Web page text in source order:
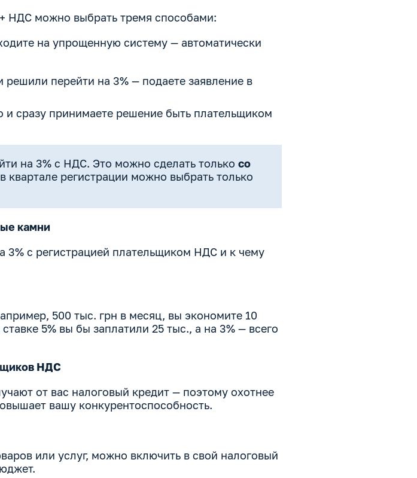
+ НДС можно выбрать тремя способами:
на упрощенную систему — автоматически
решили перейти на 3% — подаете заявление в
сразу принимаете решение быть плательщиком
на 3% с НДС. Это можно сделать только со
квартале регистрации можно выбрать только
камни
3% с регистрацией плательщиком НДС и к чему
500 тыс. грн в месяц, вы экономите 10
5% вы бы заплатили 25 тыс., а на 3% — всего
НДС
от вас налоговый кредит — поэтому охотнее
вашу конкурентоспособность.
или услуг, можно включить в свой налоговый